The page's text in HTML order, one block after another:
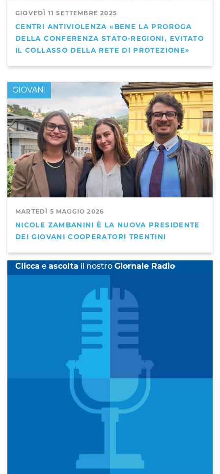
GIOVEDÌ 11 SETTEMBRE 2025
CENTRI ANTIVIOLENZA «BENE LA PROROGA
DELLA CONFERENZA STATO-REGIONI, EVITATO
IL COLLASSO DELLA RETE DI PROTEZIONE»
MARTEDÌ 5 MAGGIO 2026
NICOLE ZAMBANINI È LA NUOVA PRESIDENTE
DEI GIOVANI COOPERATORI TRENTINI
GIOVANI
Clicca e ascolta il nostro Giornale Radio